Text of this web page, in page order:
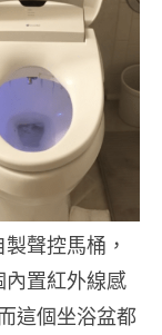
聲控馬桶，
置紅外線感
這個坐浴盆都